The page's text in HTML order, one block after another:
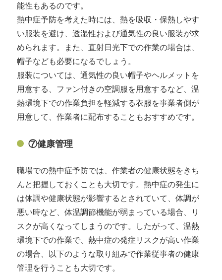
能性もあるのです。
熱中症予防を考えた時には、熱を吸収・保熱しやす
い服装を避け、透湿性および通気性の良い服装が求
められます。また、直射日光下での作業の場合は、
帽子なども必要になるでしょう。
服装については、通気性の良い帽子やヘルメットを
用意する、ファン付きの空調服を用意するなど、温
熱環境下での作業負担を軽減する衣服を事業者側が
用意して、作業者に配布することもおすすめです。
⑦健康管理
職場での熱中症予防では、作業者の健康状態をきち
んと把握しておくことも大切です。熱中症の発生に
は体調や健康状態が影響するとされていて、体調が
悪い時など、体温調節機能が弱まっている場合、リ
スクが高くなってしまうのです。したがって、温熱
環境下での作業で、熱中症の発症リスクが高い作業
の場合、以下のような取り組みで作業従事者の健康
管理を行うことも大切です。